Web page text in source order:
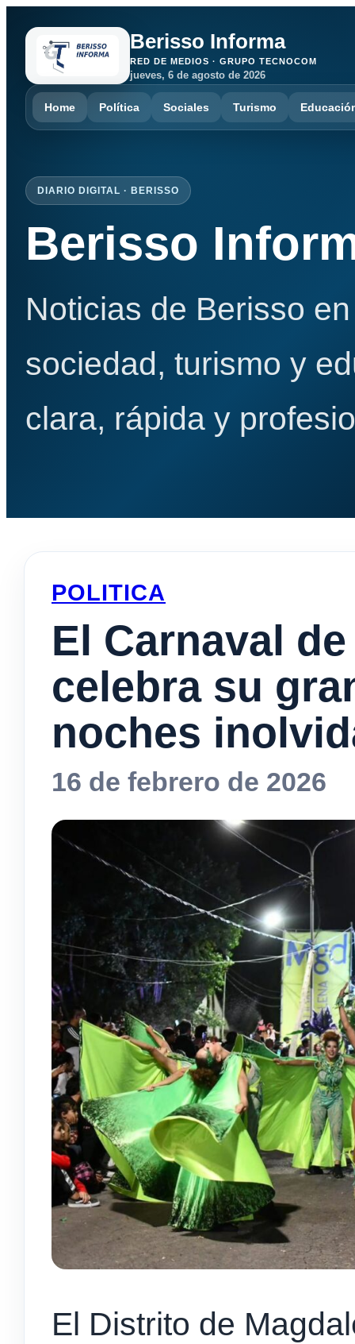
Berisso Informa
RED DE MEDIOS · GRUPO TECNOCOM
jueves, 6 de agosto de 2026
Home Política Sociales Turismo
DIARIO DIGITAL · BERISSO
Berisso
Noticias de Berisso
sociedad, turismo y
clara, rápida y
POLITICA
El Carnaval
celebra su
noches
16 de febrero de 2026
El Distrito de